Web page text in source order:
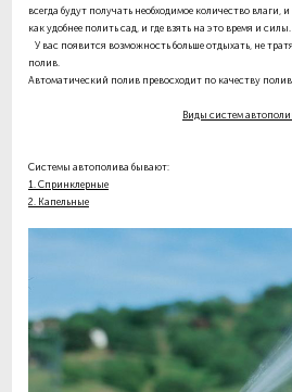
всегда будут получать необходимое количество влаги,
как удобнее полить сад, и где взять на это время и силы.
У вас появится возможность больше отдыхать, не
полив.
Автоматический полив превосходит по качеству
Виды систем
Системы автополива бывают:
1. Спринклерные
2. Капельные